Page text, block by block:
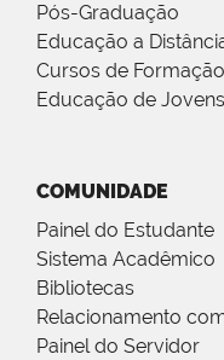
Pós-Graduação
Educação a
Cursos de
Educação de
COMUNIDADE
Painel do Estudante
Sistema Acadêmico
Bibliotecas
Relacionamento
Painel do Servidor